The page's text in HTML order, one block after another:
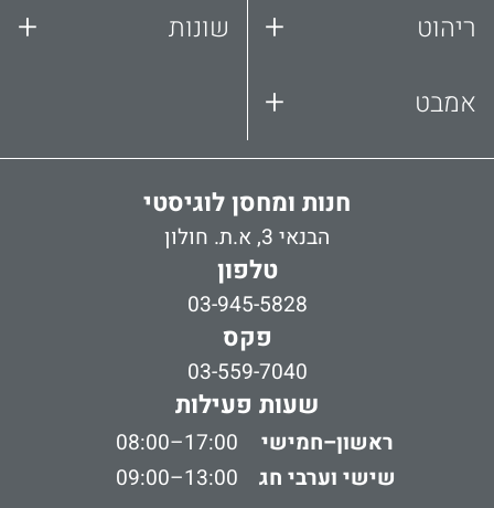
ריהוט +
אמבט +
שונות +
חנות ומחסן לוגיסטי
הבנאי 3, א.ת. חולון
טלפון
03-945-5828
פקס
03-559-7040
שעות פעילות
ראשון–חמישי
08:00–17:00
שישי וערבי חג
09:00–13:00